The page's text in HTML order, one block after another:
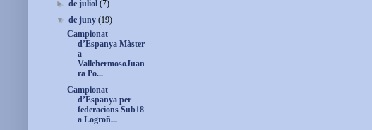
►de juliol(7)
▼de juny(19)
Campionat
d’Espanya Màster
a
VallehermosoJuan
ra Po...
Campionat
d’Espanya per
federacions Sub18
a Logroñ...